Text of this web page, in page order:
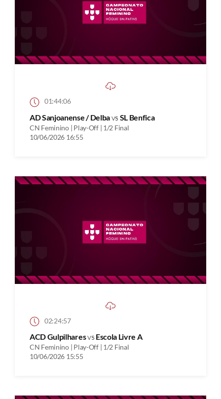
01:44:06
AD Sanjoanense / Delbavs SL Benfica
CN Feminino | Play-Off | 1/2 Final
10/06/2026 16:55
02:24:57
ACD Gulpilharesvs Escola Livre A
CN Feminino | Play-Off | 1/2 Final
10/06/2026 15:55